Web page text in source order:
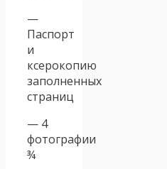
—
Паспорт
и
ксерокопию
заполненных
страниц
— 4
фотографии
¾